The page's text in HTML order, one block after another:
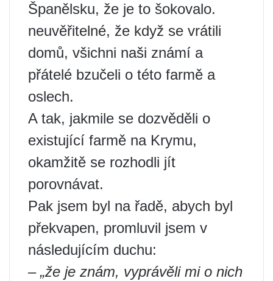
Španělsku, že je to šokovalo.
neuvěřitelné, že když se vrátili
domů, všichni naši známí a
přátelé bzučeli o této farmě a
oslech.
A tak, jakmile se dozvěděli o
existující farmě na Krymu,
okamžitě se rozhodli jít
porovnávat.
Pak jsem byl na řadě, abych byl
překvapen, promluvil jsem v
následujícím duchu:
– „že je znám, vyprávěli mi o nich